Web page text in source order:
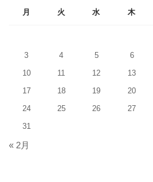
月 火 水 木
3
4 5 6
10
11 12 13
17
18 19 20
24
25 26 27
31
« 2月